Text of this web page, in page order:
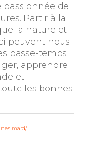
passionnée de
Partir à la
la nature et
peuvent nous
passe-temps
apprendre
et
les bonnes